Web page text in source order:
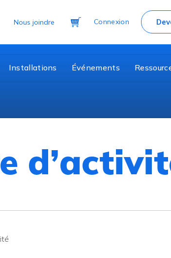
Nous joindre Connexion
Panier
Installations Événements